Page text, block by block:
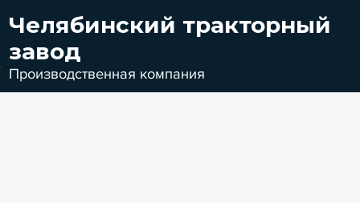
Челябинский тракторный
завод
Производственная компания